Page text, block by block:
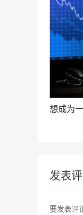
想成为
发表
要发表评